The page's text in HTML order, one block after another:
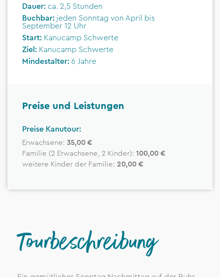
Dauer: ca. 2,5 Stunden
Buchbar: jeden Sonntag von April bis
September 12 Uhr
Start: Kanucamp Schwerte
Ziel: Kanucamp Schwerte
Mindestalter: 6 Jahre
Preise und Leistungen
Preise Kanutour:
Erwachsene: 35,00 €
Familie (2 Erwachsene, 2 Kinder): 100,00 €
weitere Kinder der Familie: 20,00 €
Tourbeschreibung